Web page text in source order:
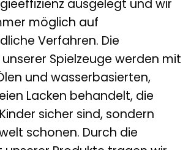
ausgelegt und wir
möglich auf
Verfahren. Die
Spielzeuge werden mit
und wasserbasierten,
Lacken behandelt, die
sicher sind, sondern
schonen. Durch die